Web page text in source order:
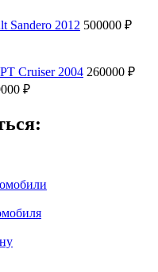
Sandero 2012 500000 ₽
Cruiser 2004 260000 ₽
₽